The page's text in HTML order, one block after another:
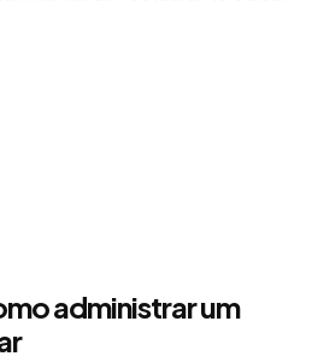
administrar um